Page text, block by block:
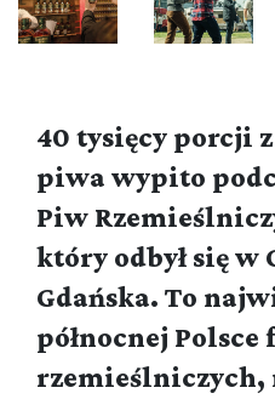
40 tysięcy porcji
piwa wypito
Piw
który odbył się w
Gdańska. To
północnej
rzemieślniczych,